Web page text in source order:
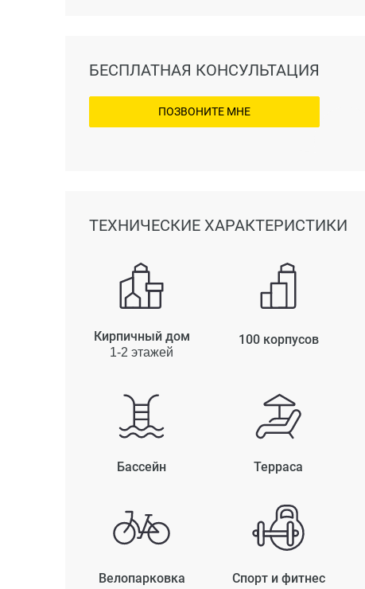
БЕСПЛАТНАЯ КОНСУЛЬТАЦИЯ
ПОЗВОНИТЕ МНЕ
ТЕХНИЧЕСКИЕ ХАРАКТЕРИСТИКИ
Кирпичный дом
1-2 этажей
100 корпусов
Бассейн Терраса
Велопарковка Спорт и фитнес